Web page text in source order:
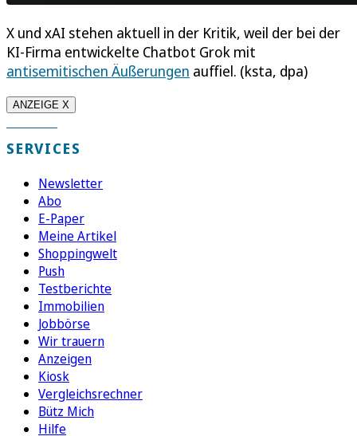
X und xAI stehen aktuell in der Kritik, weil der bei der
KI-Firma entwickelte Chatbot Grok mit
antisemitischen Äußerungen auffiel. (ksta, dpa)
ANZEIGE X
SERVICES
Newsletter
Abo
E-Paper
Meine Artikel
Shoppingwelt
Push
Testberichte
Immobilien
Jobbörse
Wir trauern
Anzeigen
Kiosk
Vergleichsrechner
Bütz Mich
Hilfe